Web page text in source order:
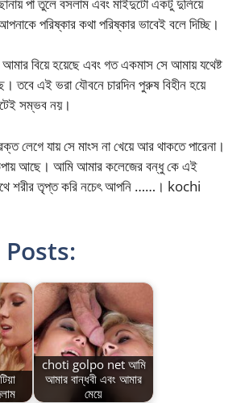
পরিষ্কার কথা পরিষ্কার ভাবেই বলে দিচ্ছি।
বিয়ে হয়েছে এবং গত একমাস সে আমায় যথেষ্ট
তবে এই ভরা যৌবনে চারদিন পুরুষ বিহীন হয়ে
সম্ভব নয়।
লেগে যায় সে মাংস না খেয়ে আর থাকতে পারেনা।
আছে। আমি আমার কলেজের বন্ধু কে এই
শরীর তৃপ্ত করি নচেৎ আপনি ……। kochi
choti golpo net আমি
আমার বান্ধবী এবং আমার
মেয়ে